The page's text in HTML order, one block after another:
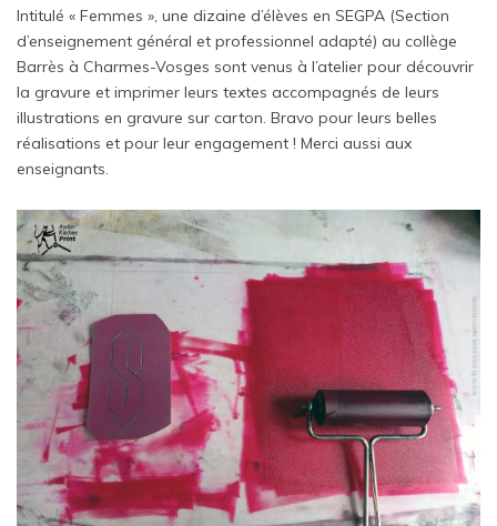
Intitulé « Femmes », une dizaine d’élèves en SEGPA (Section
d’enseignement général et professionnel adapté) au collège
Barrès à Charmes-Vosges sont venus à l’atelier pour découvrir
la gravure et imprimer leurs textes accompagnés de leurs
illustrations en gravure sur carton. Bravo pour leurs belles
réalisations et pour leur engagement ! Merci aussi aux
enseignants.